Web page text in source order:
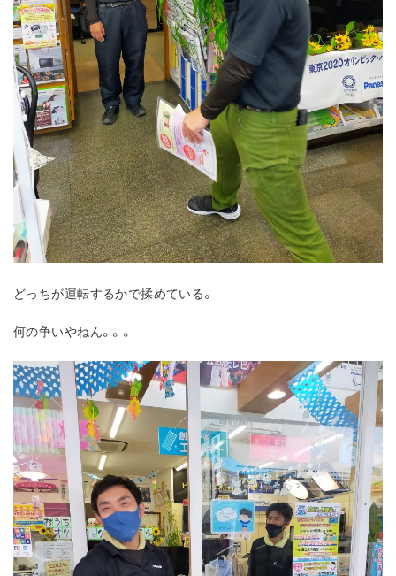
どっちが運転するかで揉めている。
何の争いやねん。。。